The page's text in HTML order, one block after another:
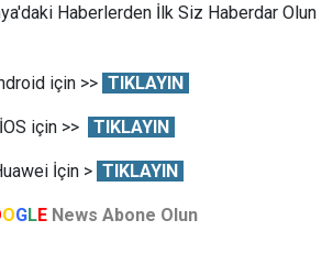
Haberlerden İlk Siz Haberdar Olun
için >> TIKLAYIN
İOS için >> TIKLAYIN
İçin > TIKLAYIN
OGLE News Abone Olun